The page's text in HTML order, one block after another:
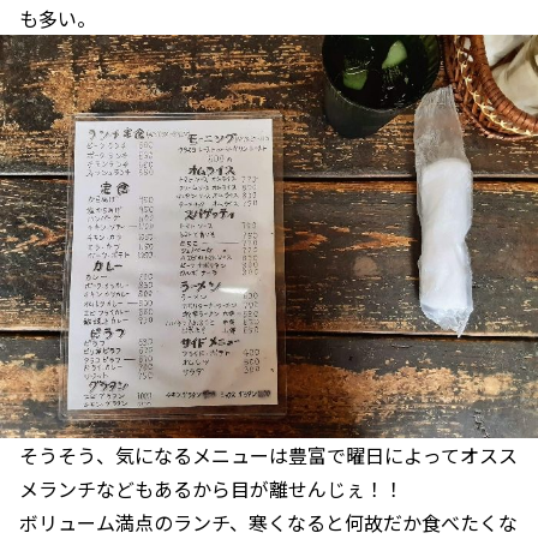
も多い。
そうそう、気になるメニューは豊富で曜日によってオスス
メランチなどもあるから目が離せんじぇ！！
ボリューム満点のランチ、寒くなると何故だか食べたくな